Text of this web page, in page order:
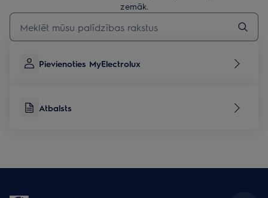
zemāk.
Rakstiet, lai meklētu rakstus par atbalstu
Pievienoties MyElectrolux
Atbalsts